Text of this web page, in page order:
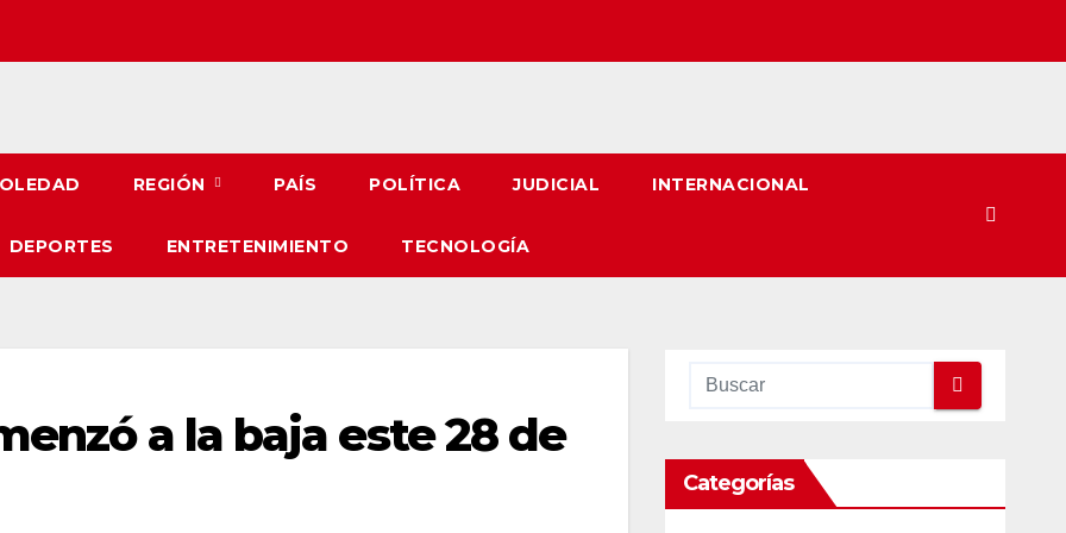
REGIÓN PAÍS POLÍTICA JUDICIAL INTERNACIONAL
DEPORTES ENTRETENIMIENTO TECNOLOGÍA
a la baja este 28 de
Categorías